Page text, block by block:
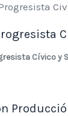
Cívico y